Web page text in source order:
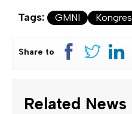
Tags: GMNI Kongres
Share to
Related News